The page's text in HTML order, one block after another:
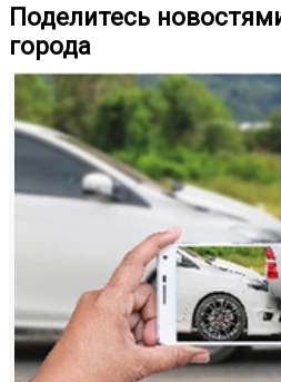
Поделитесь
города